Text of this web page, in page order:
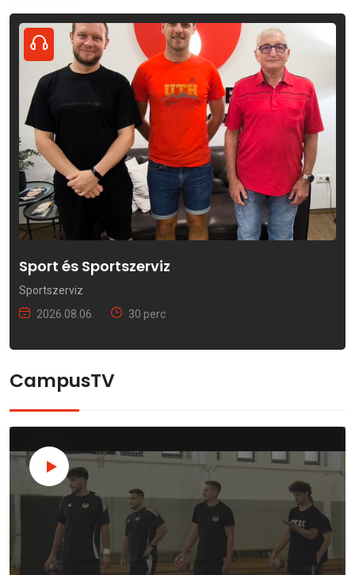
Sport és Sportszerviz
Sportszerviz
2026.08.06.
30 perc
CampusTV